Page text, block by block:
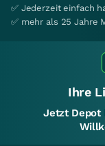
✅ Jederzeit einfach
✅ mehr als 25 Jahre
Ihre
Jetzt Depot